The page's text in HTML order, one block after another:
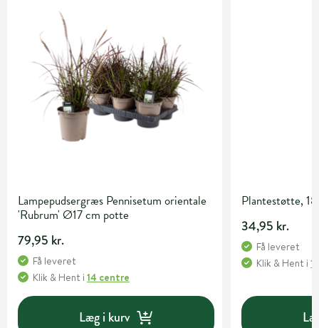
Lampepudsergræs Pennisetum orientale
'Rubrum' Ø17 cm potte
79,95 kr.
Få leveret
Klik & Hent i 14 centre
Læg i kurv
Plantestøtte,
34,95 kr.
Få leveret
Klik & Hent i